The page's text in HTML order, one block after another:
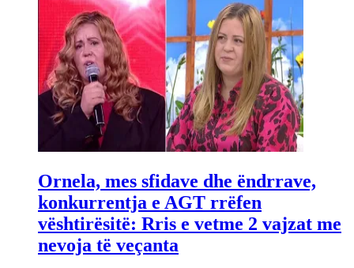
Ornela, mes sfidave dhe ëndrrave,
konkurrentja e AGT rrëfen
vështirësitë: Rris e vetme 2 vajzat me
nevoja të veçanta